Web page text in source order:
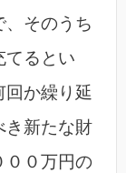
そのうち
てるとい
回か繰り延
き新たな財
００万円の